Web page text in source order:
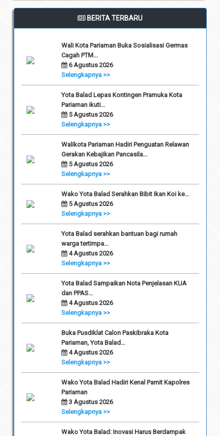
BERITA TERBARU
Wali Kota Pariaman Buka Sosialisasi Germas
Cagah PTM...
6 Agustus 2026
Selengkapnya >>
Yota Balad Lepas Kontingen Pramuka Kota
Pariaman ikuti...
5 Agustus 2026
Selengkapnya >>
Walikota Pariaman Hadiri Penguatan Relawan
Gerakan Kebajikan Pancasila...
5 Agustus 2026
Selengkapnya >>
Wako Yota Balad Serahkan Bibit Ikan Koi ke...
5 Agustus 2026
Selengkapnya >>
Yota Balad serahkan bantuan bagi rumah
warga tertimpa...
4 Agustus 2026
Selengkapnya >>
Yota Balad Sampaikan Nota Penjelasan KUA
dan PPAS...
4 Agustus 2026
Selengkapnya >>
Buka Pusdiklat Calon Paskibraka Kota
Pariaman, Yota Balad...
4 Agustus 2026
Selengkapnya >>
Wako Yota Balad Hadiri Kenal Pamit Kapolres
Pariaman
3 Agustus 2026
Selengkapnya >>
Wako Yota Balad: Inovasi Harus Berdampak